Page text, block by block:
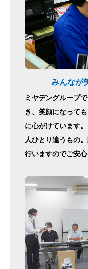
みんなが
ミヤデングループ
き、笑顔になって
に心がけています
人ひとり違うもの
行いますのでご安心